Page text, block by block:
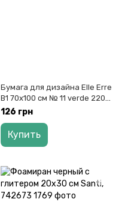
Бумага для дизайна Elle Erre
B1 70x100 см № 11 verde 220
гм2 зеленый Fabriano, 161011
126 грн
Купить